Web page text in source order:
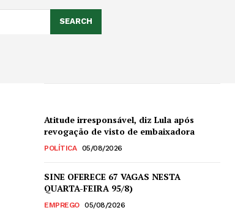
SEARCH
Atitude irresponsável, diz Lula após
revogação de visto de embaixadora
POLÍTICA 05/08/2026
SINE OFERECE 67 VAGAS NESTA
QUARTA-FEIRA 95/8)
EMPREGO 05/08/2026